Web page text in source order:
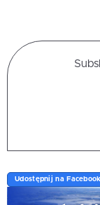
Udostępnij na Facebook